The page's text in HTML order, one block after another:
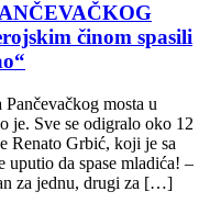
činom spasili
mosta u
je. Sve se odigralo oko 12
Renato Grbić, koji je sa
uputio da spase mladića! –
za jednu, drugi za […]